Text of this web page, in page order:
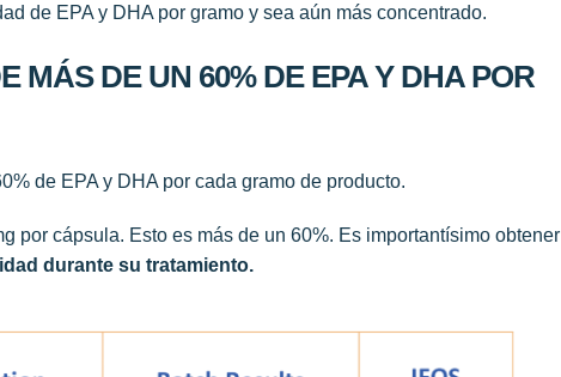
de EPA y DHA por gramo y sea aún más concentrado.
MÁS DE UN 60% DE EPA Y DHA POR
de EPA y DHA por cada gramo de producto.
por cápsula. Esto es más de un 60%. Es importantísimo obtener
durante su tratamiento.